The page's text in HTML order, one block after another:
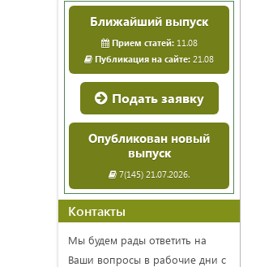
Ближайший выпуск
Прием статей:11.08
Публикация на сайте: 21.08
Подать заявку
Опубликован новый
выпуск
7(145) 21.07.2026.
Контакты
Мы будем рады ответить на
Ваши вопросы в рабочие дни с